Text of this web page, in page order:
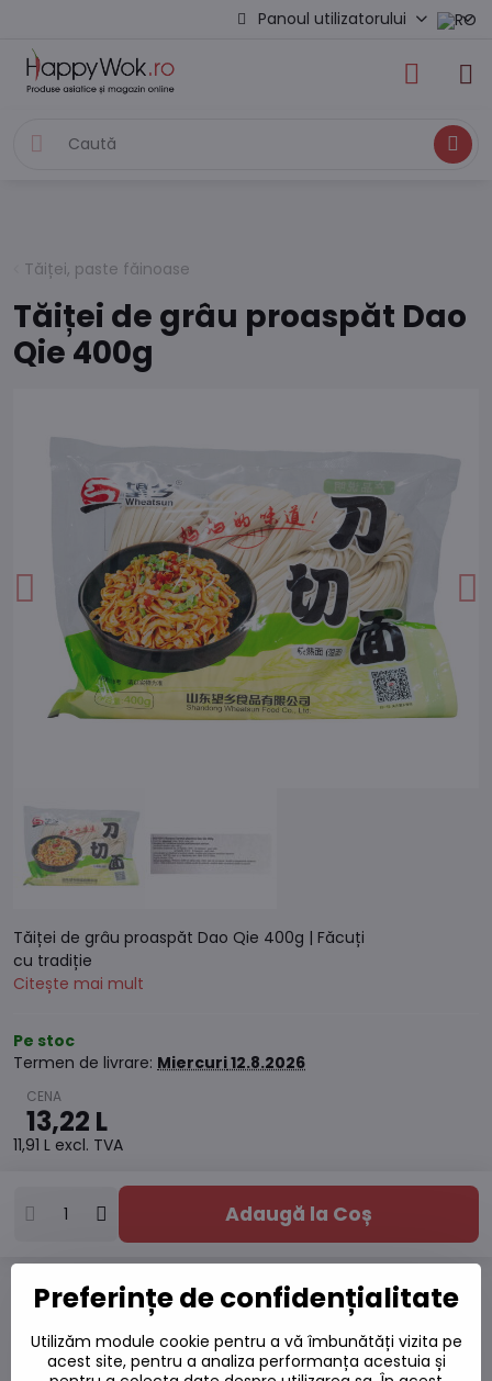
Panoul utilizatorului
Caută
Tăiței, paste făinoase
Tăiței de grâu proaspăt Dao
Qie 400g
Tăiței de grâu proaspăt Dao Qie 400g | Făcuți
cu tradiție
Citește mai mult
Pe stoc
Termen de livrare: Miercuri12.8.2026
13,22 L
11,91 L excl. TVA
Adaugă la Coș
Adaugă la favorite
Adăugați la listă
Watchdog
Preferințe de confidențialitate
Utilizăm module cookie pentru a vă îmbunătăți vizita pe
acest site, pentru a analiza performanța acestuia și